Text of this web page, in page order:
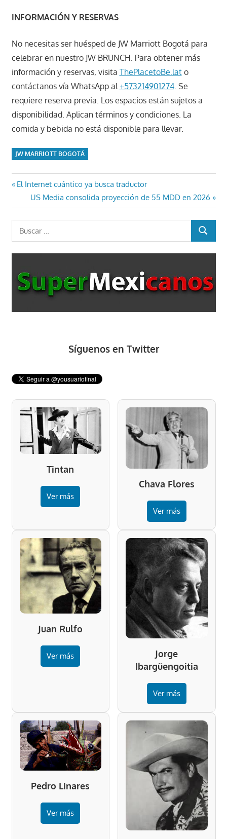
INFORMACIÓN Y RESERVAS
No necesitas ser huésped de JW Marriott Bogotá para
celebrar en nuestro JW BRUNCH. Para obtener más
información y reservas, visita ThePlacetoBe.lato
contáctanos vía WhatsApp al +573214901274. Se
requiere reserva previa. Los espacios están sujetos a
disponibilidad. Aplican términos y condiciones. La
comida y bebida no está disponible para llevar.
JW MARRIOTT BOGOTÁ
Navegación
de
entradas
Entrada
anterior:
El Internet cuántico ya busca traductor
Entrada
siguiente:
US Media consolida proyección de 55 MDD en 2026
BUSCAR
Síguenos en Twitter
Tintan
Ver más
Chava Flores
Ver más
Juan Rulfo
Ver más
Jorge
Ibargüengoitia
Ver más
Pedro Linares
Ver más